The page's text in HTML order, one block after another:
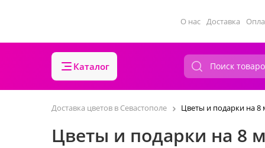
О нас Доставка
Каталог
Доставка цветов в Севастополе Цветы и подарки на 8
Цветы и подарки на 8